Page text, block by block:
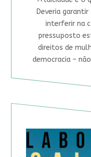
Deveria
interferir na
pressuposto
direitos de
democracia –